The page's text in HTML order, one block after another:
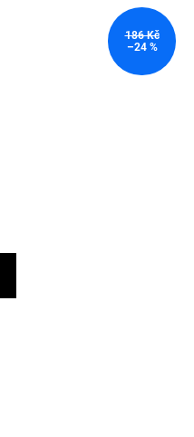
186 Kč
–24 %